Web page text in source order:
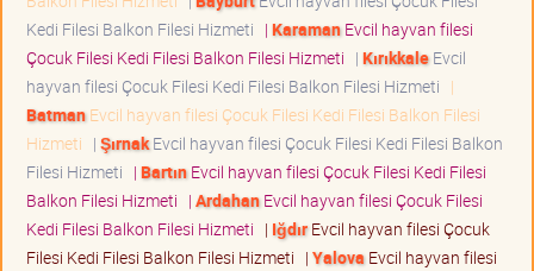
Kedi Filesi Balkon Filesi Hizmeti | KaramanEvcil hayvan filesi
Çocuk Filesi Kedi Filesi Balkon Filesi Hizmeti | KırıkkaleEvcil
hayvan filesi Çocuk Filesi Kedi Filesi Balkon Filesi Hizmeti |
BatmanEvcil hayvan filesi Çocuk Filesi Kedi Filesi Balkon Filesi
Hizmeti | ŞırnakEvcil hayvan filesi Çocuk Filesi Kedi Filesi Balkon
Filesi Hizmeti | BartınEvcil hayvan filesi Çocuk Filesi Kedi Filesi
Balkon Filesi Hizmeti | ArdahanEvcil hayvan filesi Çocuk Filesi
Kedi Filesi Balkon Filesi Hizmeti | IğdırEvcil hayvan filesi Çocuk
Filesi Kedi Filesi Balkon Filesi Hizmeti | Yalova Evcil hayvan filesi